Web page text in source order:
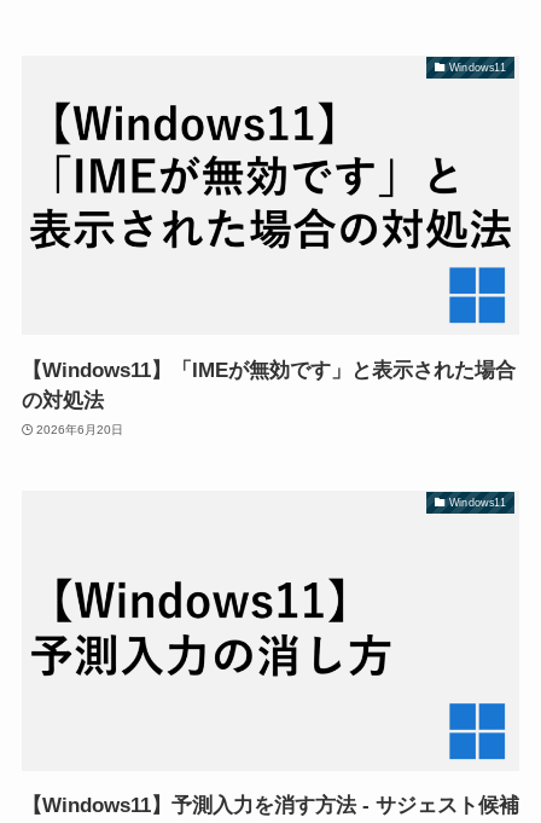
Windows11
【Windows11】「IMEが無効です」と表示された場合
の対処法
2026年6月20日
Windows11
【Windows11】予測入力を消す方法 - サジェスト候補